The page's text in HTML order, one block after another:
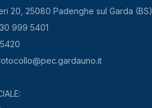
20, 25080 Padenghe sul Garda (BS)
999 5401